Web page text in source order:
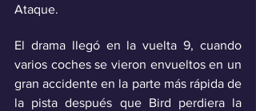
Ataque.
El drama llegó en la vuelta 9, cuando
varios coches se vieron envueltos en un
gran accidente en la parte más rápida de
la pista después que Bird perdiera la